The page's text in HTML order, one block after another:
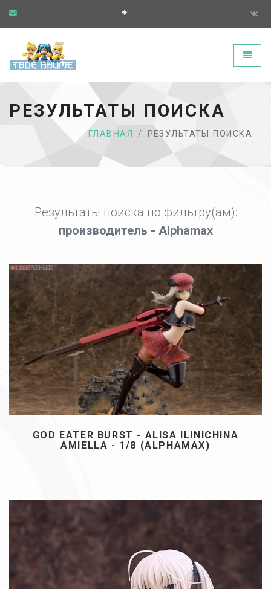
Твоё аниме - главная страница
РЕЗУЛЬТАТЫ ПОИСКА
ГЛАВНАЯ РЕЗУЛЬТАТЫ ПОИСКА
Результаты поиска по фильтру(ам):
производитель - Alphamax
GOD EATER BURST - ALISA ILINICHINA
AMIELLA - 1/8 (ALPHAMAX)